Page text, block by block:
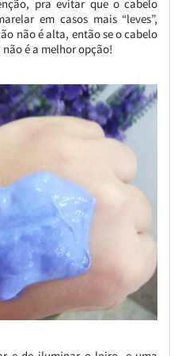
pra evitar que o cabelo
em casos mais “leves”,
não é alta, então se o cabelo
é a melhor opção!